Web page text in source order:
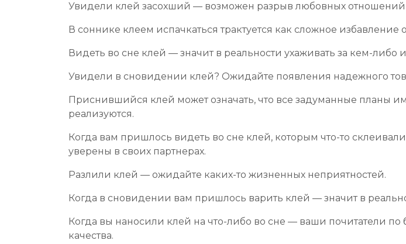
Увидели клей засохший — возможен разрыв любовных
В соннике клеем испачкаться трактуется как сложное
Видеть во сне клей — значит в реальности ухаживать за кем-
Увидели в сновидении клей? Ожидайте появления надежного
Приснившийся клей может означать, что все задуманные планы
реализуются.
Когда вам пришлось видеть во сне клей, которым что-то
уверены в своих партнерах.
Разлили клей — ожидайте каких-то жизненных неприятностей.
Когда в сновидении вам пришлось варить клей — значит в
Когда вы наносили клей на что-либо во сне — ваши почитатели
качества.